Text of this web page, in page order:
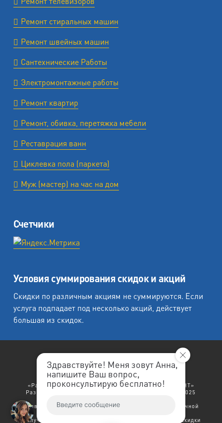
Здравствуйте! Меня зовут Анна,
напишите Ваш вопрос,
проконсультирую бесплатно!
Ремонт стиральных машин
Ремонт швейных машин
Сантехнические Работы
Электромонтажные работы
Ремонт квартир
Ремонт, обивка, перетяжка мебели
Реставрация ванн
Циклевка пола (паркета)
Муж (мастер) на час на дом
Счетчики
Условия суммирования скидок и акций
Скидки по различным акциям не суммируются. Если
услуга подпадает под несколько акций, действует
большая из скидок.
«Любеция - студия печати на холсте».
«Рафаэль студия печати», «Ленремонт», «ЛЕНРЕМОНТ»
Разработка сайта: "
". Copyright © 1998-2025
Заявленный выше текст не является договором публичной
В случае возникновения права на несколько скидок - скидки